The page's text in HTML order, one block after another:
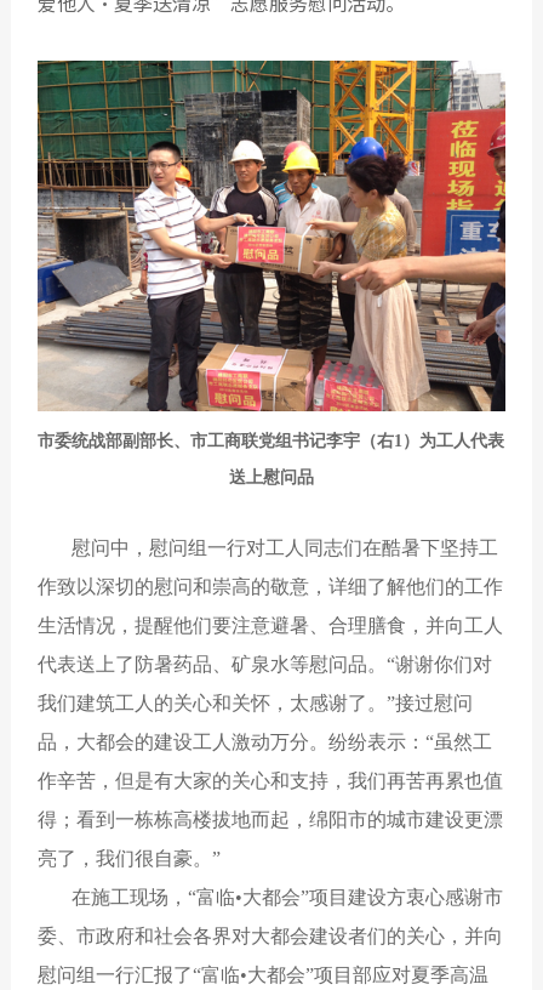
市委统战部副部长、市工商联党组书记李宇（右1）为工人代表
送上慰问品
慰问中，慰问组一行对工人同志们在酷暑下坚持工
作致以深切的慰问和崇高的敬意，详细了解他们的工作
生活情况，提醒他们要注意避暑、合理膳食，并向工人
代表送上了防暑药品、矿泉水等慰问品。“谢谢你们对
我们建筑工人的关心和关怀，太感谢了。”接过慰问
品，大都会的建设工人激动万分。纷纷表示：“虽然工
作辛苦，但是有大家的关心和支持，我们再苦再累也值
得；看到一栋栋高楼拔地而起，绵阳市的城市建设更漂
亮了，我们很自豪。”
在施工现场，“富临•大都会”项目建设方衷心感谢市
委、市政府和社会各界对大都会建设者们的关心，并向
慰问组一行汇报了“富临•大都会”项目部应对夏季高温